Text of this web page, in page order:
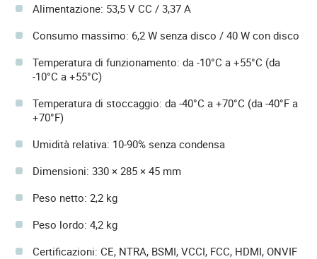
Alimentazione: 53,5 V CC / 3,37 A
Consumo massimo: 6,2 W senza disco / 40 W con disco
Temperatura di funzionamento: da -10°C a +55°C (da
-10°C a +55°C)
Temperatura di stoccaggio: da -40°C a +70°C (da -40°F a
+70°F)
Umidità relativa: 10-90% senza condensa
Dimensioni: 330 × 285 × 45 mm
Peso netto: 2,2 kg
Peso lordo: 4,2 kg
Certificazioni: CE, NTRA, BSMI, VCCI, FCC, HDMI, ONVIF